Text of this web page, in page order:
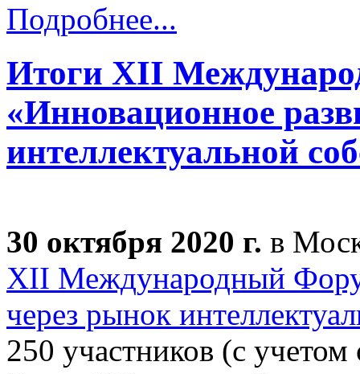
Подробнее...
Итоги XII
«Инновационное
интеллектуальной
30 октября 2020 г. в
XII Международный
через рынок
250 участников (с